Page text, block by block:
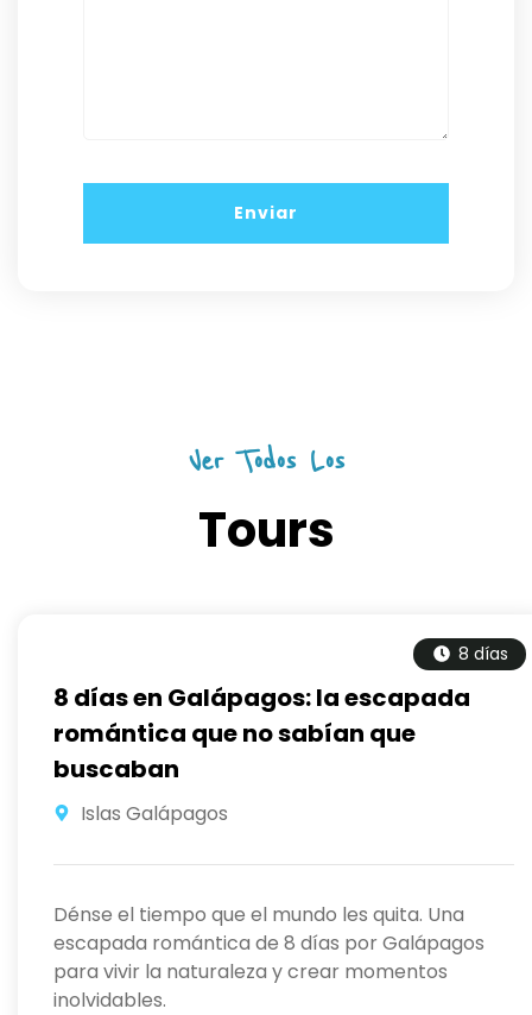
Ver Todos Los
Tours
8 días
8 días en Galápagos: la escapada
romántica que no sabían que
buscaban
Islas Galápagos
Dénse el tiempo que el mundo les quita. Una
escapada romántica de 8 días por Galápagos
para vivir la naturaleza y crear momentos
inolvidables.